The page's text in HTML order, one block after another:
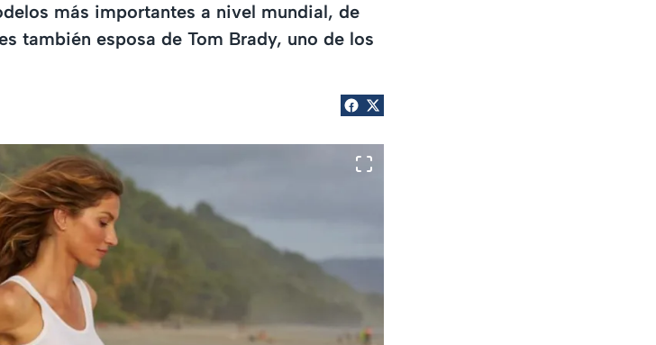
más importantes a nivel mundial, de
también esposa de Tom Brady, uno de los